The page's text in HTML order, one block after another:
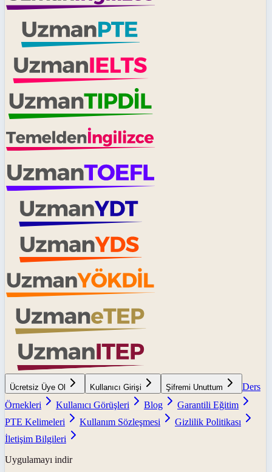
Ücretsiz Üye Ol Kullanıcı Girişi Şifremi Unuttum
Ders
Örnekleri
Kullanıcı Görüşleri Blog
Garantili Eğitim
PTE Kelimeleri
Kullanım Sözleşmesi
Gizlilik Politikası
İletişim Bilgileri
Uygulamayı indir